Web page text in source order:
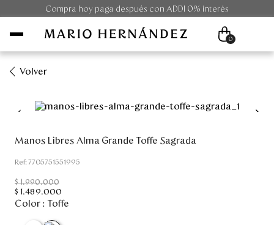
Compra hoy paga después con ADDI 0% interés
Unisex
Viaje
Colecciones
0
Volver
Manos Libres Alma Grande Toffe Sagrada
:7705751551995
$ 1.990.000
$ 1 .489.000
Color : Toffe